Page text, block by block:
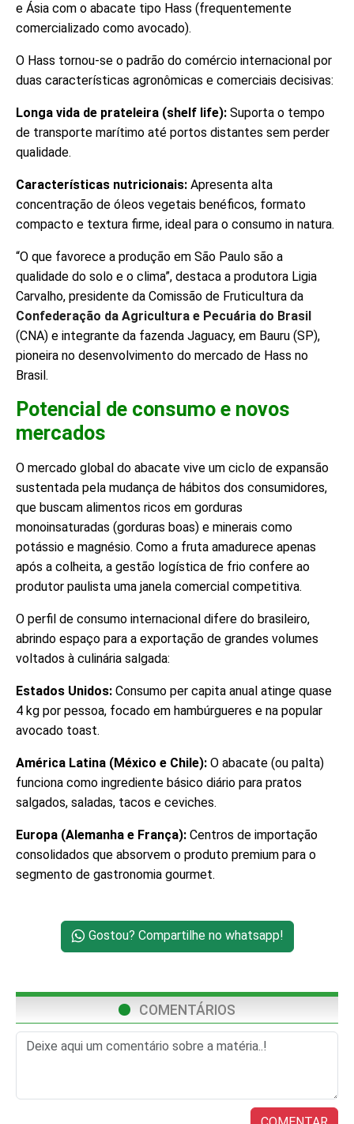
e Ásia com o abacate tipo Hass (frequentemente
comercializado como avocado).
O Hass tornou-se o padrão do comércio internacional por
duas características agronômicas e comerciais decisivas:
Longa vida de prateleira (shelf life): Suporta o tempo
de transporte marítimo até portos distantes sem perder
qualidade.
Características nutricionais: Apresenta alta
concentração de óleos vegetais benéficos, formato
compacto e textura firme, ideal para o consumo in natura.
“O que favorece a produção em São Paulo são a
qualidade do solo e o clima”, destaca a produtora Ligia
Carvalho, presidente da Comissão de Fruticultura da
Confederação da Agricultura e Pecuária do Brasil
(CNA) e integrante da fazenda Jaguacy, em Bauru (SP),
pioneira no desenvolvimento do mercado de Hass no
Brasil.
Potencial de consumo e novos
mercados
O mercado global do abacate vive um ciclo de expansão
sustentada pela mudança de hábitos dos consumidores,
que buscam alimentos ricos em gorduras
monoinsaturadas (gorduras boas) e minerais como
potássio e magnésio. Como a fruta amadurece apenas
após a colheita, a gestão logística de frio confere ao
produtor paulista uma janela comercial competitiva.
O perfil de consumo internacional difere do brasileiro,
abrindo espaço para a exportação de grandes volumes
voltados à culinária salgada:
Estados Unidos: Consumo per capita anual atinge quase
4 kg por pessoa, focado em hambúrgueres e na popular
avocado toast.
América Latina (México e Chile): O abacate (ou palta)
funciona como ingrediente básico diário para pratos
salgados, saladas, tacos e ceviches.
Europa (Alemanha e França): Centros de importação
consolidados que absorvem o produto premium para o
segmento de gastronomia gourmet.
Gostou? Compartilhe no whatsapp!
COMENTÁRIOS